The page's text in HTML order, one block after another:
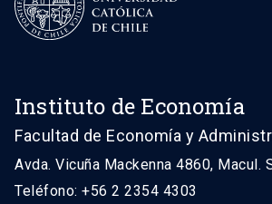
Instituto de Economía
Facultad de Economía y
Avda. Vicuña Mackenna 4860, Macul.
Teléfono: +56 2 2354 4303